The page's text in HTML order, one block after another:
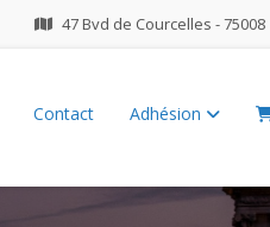
47 Bvd de Courcelles - 75008
Contact Adhésion